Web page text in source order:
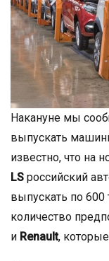
Накануне мы
выпускать
известно, что на
LS российский
выпускать по
количество
и Renault,